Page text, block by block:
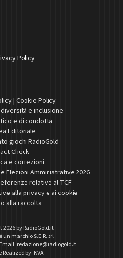
Policy
| Cookie Policy
e inclusione
e di condotta
Editoriale
giochi RadioGold
Check
e correzioni
Elezioni Amministrative 2026
relative al TCF
alla privacy e ai cookie
alla raccolta
2026 byRadioGold.it
un marchio S.E.R. srl
redazione@radiogold.it
Realized by: KVA